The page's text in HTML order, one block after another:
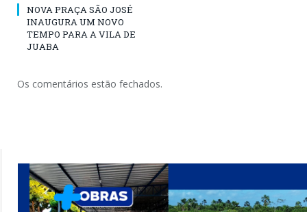
NOVA PRAÇA SÃO JOSÉ
INAUGURA UM NOVO
TEMPO PARA A VILA DE
JUABA
Os comentários estão fechados.